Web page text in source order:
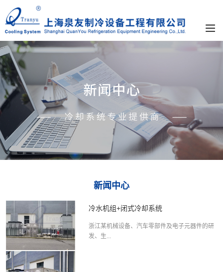
新闻中心
冷水机组+闭式冷却系统
浙江某机械设备、汽车零部件及电子元器件的研
发、生...